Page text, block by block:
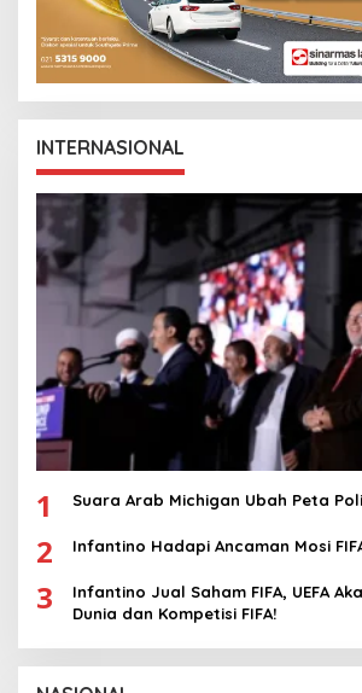
INTERNASIONAL
1 Suara Arab Michigan Ubah Peta
2 Infantino Hadapi Ancaman Mosi
3
Infantino Jual Saham FIFA, UEFA
Dunia dan Kompetisi FIFA!